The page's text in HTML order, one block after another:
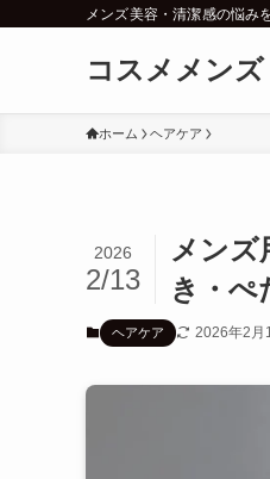
メンズ美容・清潔感の悩み
コスメメンズ
ホーム ヘアケア
メンズ
き・ぺ
2026
2/13
ヘアケア 2026年2月